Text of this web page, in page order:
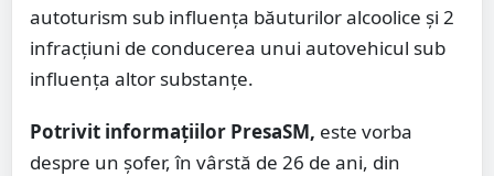
autoturism sub influența băuturilor alcoolice și 2
infracțiuni de conducerea unui autovehicul sub
influența altor substanțe.
Potrivit informațiilor PresaSM, este vorba
despre un șofer, în vârstă de 26 de ani, din